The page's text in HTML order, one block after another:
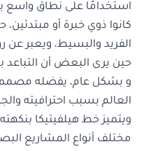
استخدامًا على نطاق واسع
كانوا ذوي خبرة أو
الفريد والبسيط، ويعبر
حين يرى البعض أن التباعد
و بشكل عام، يفضله
العالم بسبب احترافيته
ويتميز خط هيلفيتيكا
مختلف أنواع المشاريع